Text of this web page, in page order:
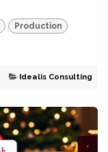
Production
Idealis Consulting